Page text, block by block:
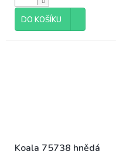
DO KOŠÍKU
Koala 75738 hnědá